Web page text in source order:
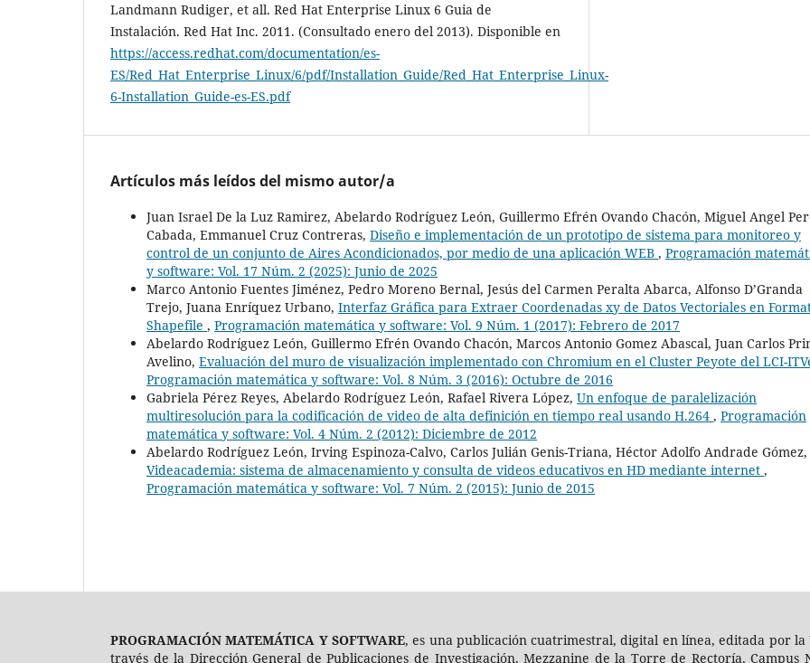
Landmann Rudiger, et all. Red Hat Enterprise Linux 6 Guia de
Instalación. Red Hat Inc. 2011. (Consultado enero del 2013). Disponible en
https://access.redhat.com/documentation/es-
ES/Red_Hat_Enterprise_Linux/6/pdf/Installation_Guide/Red_Hat_Enterprise_Linux-
6-Installation_Guide-es-ES.pdf
Artículos más leídos del mismo autor/a
Juan Israel De la Luz Ramirez, Abelardo Rodríguez León, Guillermo Efrén Ovando Chacón, Miguel Angel
Cabada, Emmanuel Cruz Contreras, Diseño e implementación de un prototipo de sistema para monitoreo y
control de un conjunto de Aires Acondicionados, por medio de una aplicación WEB , Programación
y software: Vol. 17 Núm. 2 (2025): Junio de 2025
Marco Antonio Fuentes Jiménez, Pedro Moreno Bernal, Jesús del Carmen Peralta Abarca, Alfonso D’Granda
Trejo, Juana Enríquez Urbano, Interfaz Gráfica para Extraer Coordenadas xy de Datos Vectoriales en
Shapefile , Programación matemática y software: Vol. 9 Núm. 1 (2017): Febrero de 2017
Abelardo Rodríguez León, Guillermo Efrén Ovando Chacón, Marcos Antonio Gomez Abascal, Juan Carlos
Avelino, Evaluación del muro de visualización implementado con Chromium en el Cluster Peyote del LCI-
Programación matemática y software: Vol. 8 Núm. 3 (2016): Octubre de 2016
Gabriela Pérez Reyes, Abelardo Rodríguez León, Rafael Rivera López, Un enfoque de paralelización
multiresolución para la codificación de video de alta definición en tiempo real usando H.264 , Programación
matemática y software: Vol. 4 Núm. 2 (2012): Diciembre de 2012
Abelardo Rodríguez León, Irving Espinoza-Calvo, Carlos Julián Genis-Triana, Héctor Adolfo Andrade Gómez,
Videacademia: sistema de almacenamiento y consulta de videos educativos en HD mediante internet ,
Programación matemática y software: Vol. 7 Núm. 2 (2015): Junio de 2015
PROGRAMACIÓN MATEMÁTICA Y SOFTWARE, es una publicación cuatrimestral, digital en línea, editada por
través de la Dirección General de Publicaciones de Investigación, Mezzanine de la Torre de Rectoría, Campus